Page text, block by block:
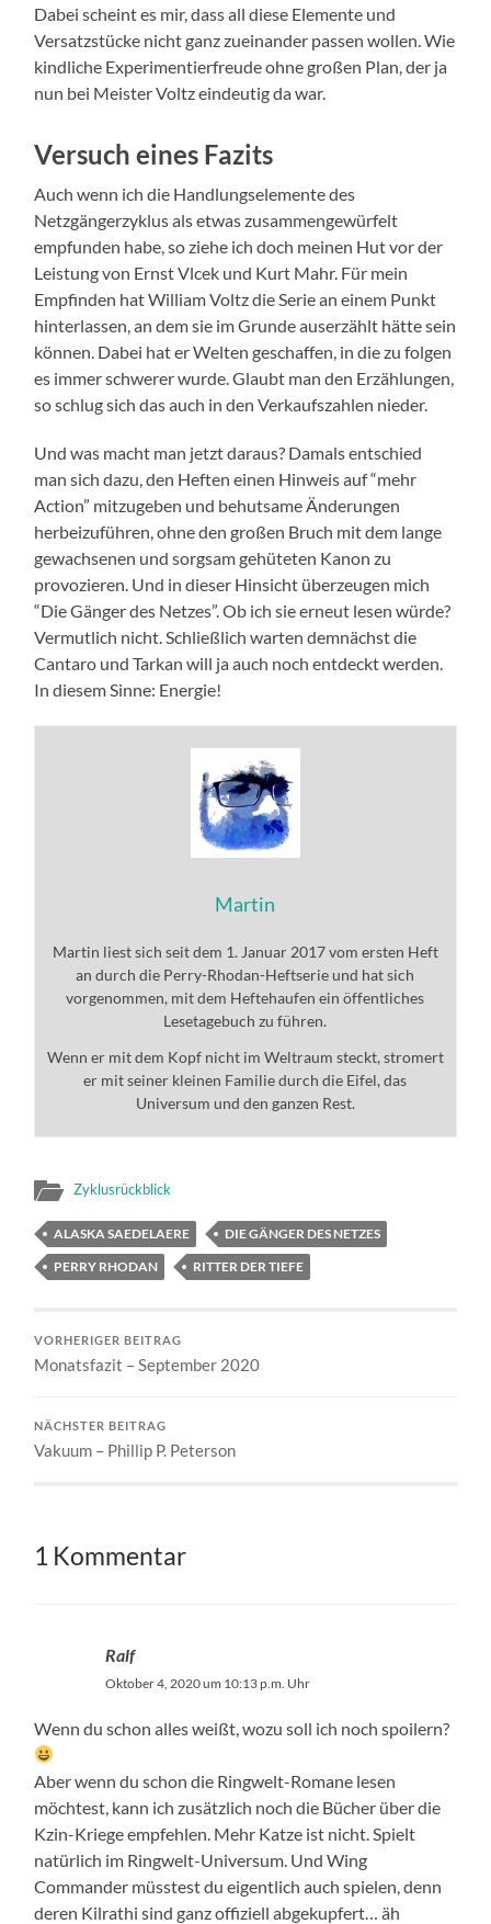
Dabei scheint es mir, dass all diese Elemente und
Versatzstücke nicht ganz zueinander passen wollen. Wie
kindliche Experimentierfreude ohne großen Plan, der ja
nun bei Meister Voltz eindeutig da war.
Versuch eines Fazits
Auch wenn ich die Handlungselemente des
Netzgängerzyklus als etwas zusammengewürfelt
empfunden habe, so ziehe ich doch meinen Hut vor der
Leistung von Ernst Vlcek und Kurt Mahr. Für mein
Empfinden hat William Voltz die Serie an einem Punkt
hinterlassen, an dem sie im Grunde auserzählt hätte sein
können. Dabei hat er Welten geschaffen, in die zu folgen
es immer schwerer wurde. Glaubt man den Erzählungen,
so schlug sich das auch in den Verkaufszahlen nieder.
Und was macht man jetzt daraus? Damals entschied
man sich dazu, den Heften einen Hinweis auf “mehr
Action” mitzugeben und behutsame Änderungen
herbeizuführen, ohne den großen Bruch mit dem lange
gewachsenen und sorgsam gehüteten Kanon zu
provozieren. Und in dieser Hinsicht überzeugen mich
“Die Gänger des Netzes”. Ob ich sie erneut lesen würde?
Vermutlich nicht. Schließlich warten demnächst die
Cantaro und Tarkan will ja auch noch entdeckt werden.
In diesem Sinne: Energie!
Martin
Martin liest sich seit dem 1. Januar 2017 vom ersten Heft
an durch die Perry-Rhodan-Heftserie und hat sich
vorgenommen, mit dem Heftehaufen ein öffentliches
Lesetagebuch zu führen.
Wenn er mit dem Kopf nicht im Weltraum steckt, stromert
er mit seiner kleinen Familie durch die Eifel, das
Universum und den ganzen Rest.
Zyklusrückblick
ALASKA SAEDELAERE
DIE GÄNGER DES NETZES
PERRY RHODAN
RITTER DER TIEFE
VORHERIGER BEITRAG
Monatsfazit – September 2020
NÄCHSTER BEITRAG
Vakuum – Phillip P. Peterson
1 Kommentar
Ralf
Oktober 4, 2020 um 10:13 p.m. Uhr
Wenn du schon alles weißt, wozu soll ich noch spoilern?
Aber wenn du schon die Ringwelt-Romane lesen
möchtest, kann ich zusätzlich noch die Bücher über die
Kzin-Kriege empfehlen. Mehr Katze ist nicht. Spielt
natürlich im Ringwelt-Universum. Und Wing
Commander müsstest du eigentlich auch spielen, denn
deren Kilrathi sind ganz offiziell abgekupfert… äh